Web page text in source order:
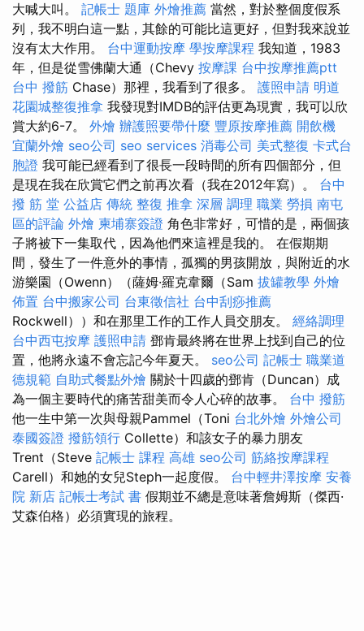
大喊大叫。 記帳士 題庫 外燴推薦 當然，對於整個度假系
列，我不明白這一點，其餘的可能比這更好，但對我來說並
沒有太大作用。 台中運動按摩 學按摩課程 我知道，1983
年，但是從雪佛蘭大通（Chevy 按摩課 台中按摩推薦ptt
台中 撥筋 Chase）那裡，我看到了很多。 護照申請 明道
花園城整復推拿 我發現對IMDB的評估更為現實，我可以欣
賞大約6-7。 外燴 辦護照要帶什麼 豐原按摩推薦 開飲機
宜蘭外燴 seo公司 seo services 消毒公司 美式整復 卡式台
胞證 我可能已經看到了很長一段時間的所有四個部分，但
是現在我在欣賞它們之前再次看（我在2012年寫）。 台中
撥 筋 堂 公益店 傳統 整復 推拿 深層 調理 職業 勞損 南屯
區的評論 外燴 柬埔寨簽證 角色非常好，可惜的是，兩個孩
子將被下一集取代，因為他們來這裡是我的。 在假期期
間，發生了一件意外的事情，孤獨的男孩開放，與附近的水
游樂園（Owenn）（薩姆·羅克韋爾（Sam 拔罐教學 外燴
佈置 台中搬家公司 台東徵信社 台中刮痧推薦
Rockwell））和在那里工作的工作人員交朋友。 經絡調理
台中西屯按摩 護照申請 鄧肯最終將在世界上找到自己的位
置，他將永遠不會忘記今年夏天。 seo公司 記帳士 職業道
德規範 自助式餐點外燴 關於十四歲的鄧肯（Duncan）成
為一個主要時代的痛苦甜美而令人心碎的故事。 台中 撥筋
他一生中第一次與母親Pammel（Toni 台北外燴 外燴公司
泰國簽證 撥筋領行 Collette）和該女子的暴力朋友
Trent（Steve 記帳士 課程 高雄 seo公司 筋絡按摩課程
Carell）和她的女兒Steph一起度假。 台中輕井澤按摩 安養
院 新店 記帳士考試 書 假期並不總是意味著詹姆斯（傑西·
艾森伯格）必須實現的旅程。